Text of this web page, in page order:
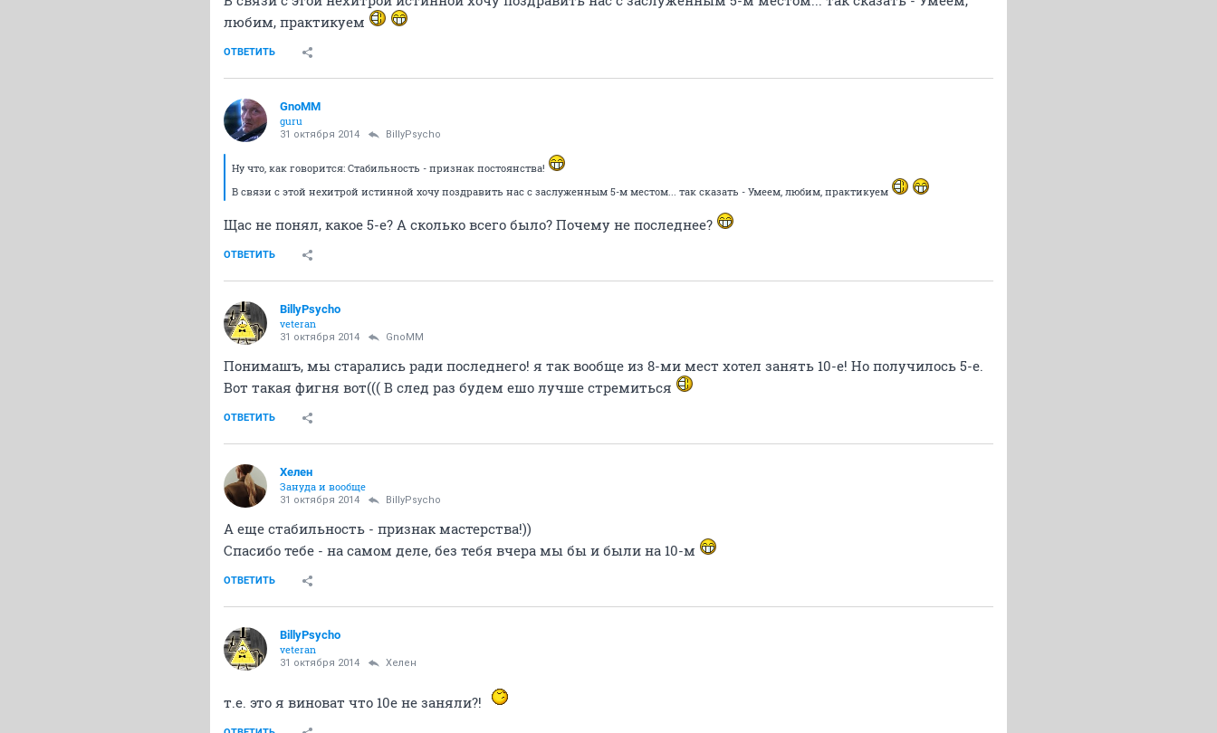
любим, практикуем
ОТВЕТИТЬ
GnoMM
guru
31 октября 2014 BillyPsycho
Ну что, как говорится: Стабильность - признак постоянства!
В связи с этой нехитрой истинной хочу поздравить нас с заслуженным 5-м местом... так сказать - Умеем, любим, практикуем
Щас не понял, какое 5-е? А сколько всего было? Почему не последнее?
ОТВЕТИТЬ
BillyPsycho
veteran
31 октября 2014 GnoMM
Понимашъ, мы старались ради последнего! я так вообще из 8-ми мест хотел занять 10-е! Но получилось 5-е.
Вот такая фигня вот((( В след раз будем ешо лучше стремиться
ОТВЕТИТЬ
Хелен
Зануда и вообще
31 октября 2014 BillyPsycho
А еще стабильность - признак мастерства!))
Спасибо тебе - на самом деле, без тебя вчера мы бы и были на 10-м
ОТВЕТИТЬ
BillyPsycho
veteran
31 октября 2014 Хелен
т.е. это я виноват что 10е не заняли?!